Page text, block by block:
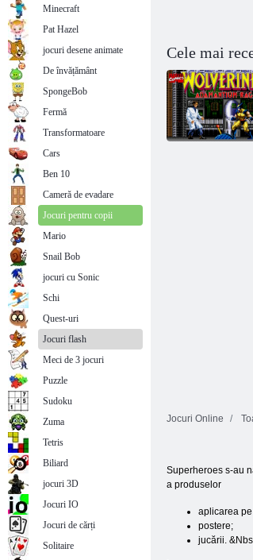
Cele mai
Jocuri Online
Superheroes s-au
a produselor
aplicarea
postere;
jucării.
Minecraft
Pat Hazel
jocuri desene animate
De învățământ
SpongeBob
Fermă
Transformatoare
Cars
Ben 10
Cameră de evadare
Jocuri pentru copii
Mario
Snail Bob
jocuri cu Sonic
Schi
Quest-uri
Jocuri flash
Meci de 3 jocuri
Puzzle
Sudoku
Zuma
Tetris
Biliard
jocuri 3D
Jocuri IO
Jocuri de cărți
Solitaire